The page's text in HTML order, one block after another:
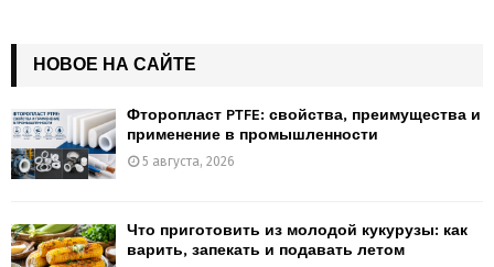
НОВОЕ НА САЙТЕ
Фторопласт PTFE: свойства, преимущества и
применение в промышленности
5 августа, 2026
Что приготовить из молодой кукурузы: как
варить, запекать и подавать летом